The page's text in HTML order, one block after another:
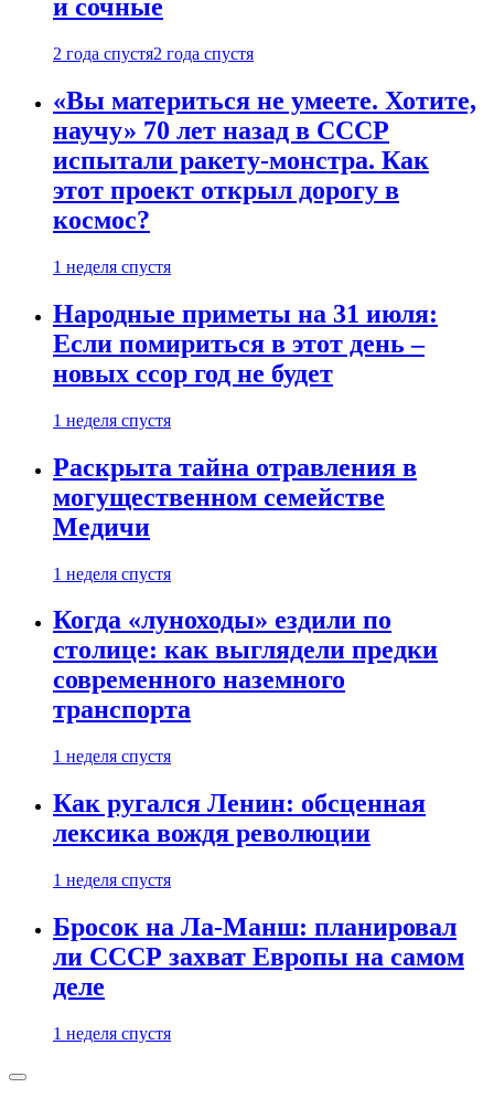
и сочные
2 года спустя2 года спустя
«Вы материться не умеете. Хотите,
научу» 70 лет назад в СССР
испытали ракету-монстра. Как
этот проект открыл дорогу в
космос?
1 неделя спустя
Народные приметы на 31 июля:
Если помириться в этот день –
новых ссор год не будет
1 неделя спустя
Раскрыта тайна отравления в
могущественном семействе
Медичи
1 неделя спустя
Когда «луноходы» ездили по
столице: как выглядели предки
современного наземного
транспорта
1 неделя спустя
Как ругался Ленин: обсценная
лексика вождя революции
1 неделя спустя
Бросок на Ла-Манш: планировал
ли СССР захват Европы на самом
деле
1 неделя спустя